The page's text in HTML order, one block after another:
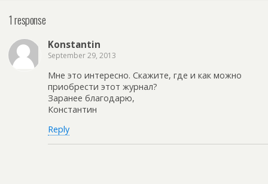
1 response
Konstantin
September 29, 2013
Мне это интересно. Скажите, где и как можно
приобрести этот журнал?
Заранее благодарю,
Константин
Reply